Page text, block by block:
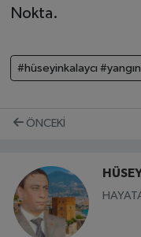
Nokta.
#hüseyinkalaycı
ÖNCEKI